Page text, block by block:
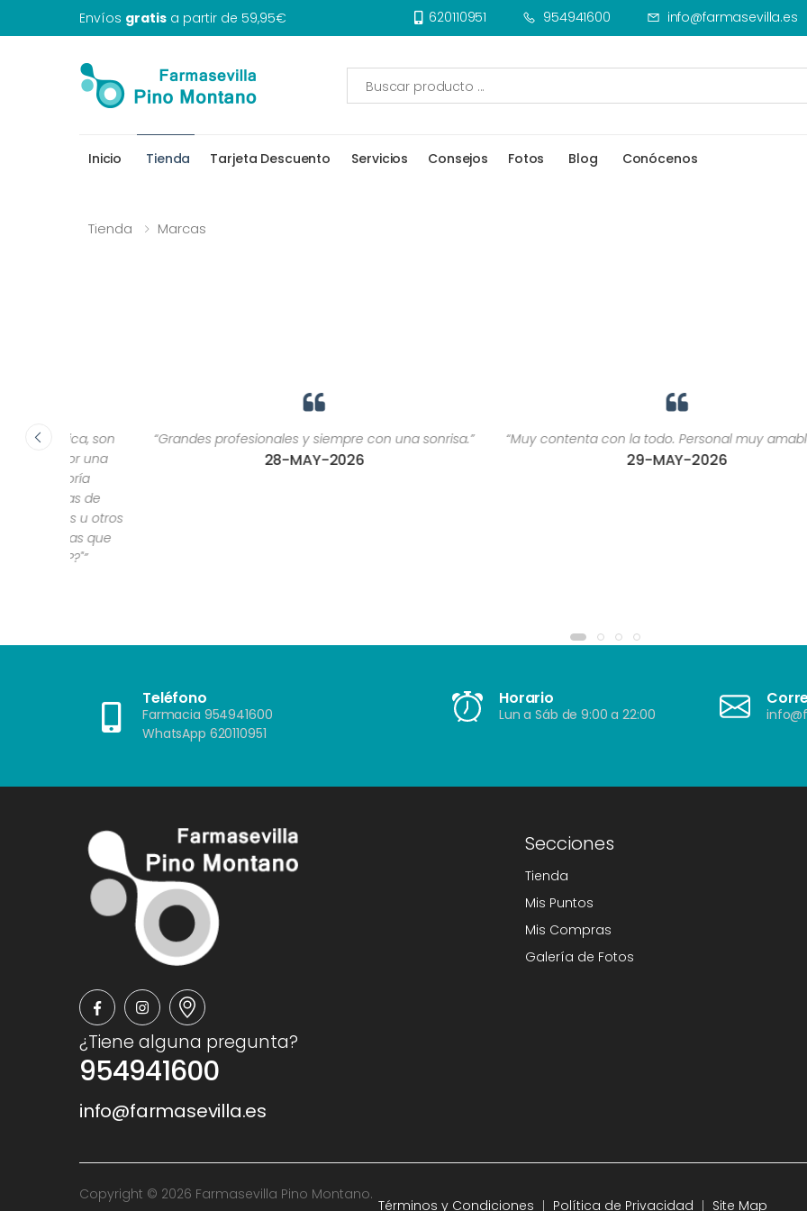
Envíos gratis a partir de 59,95€ 620110951 954941600 info@farmasevilla.es
Inicio Tienda Tarjeta Descuento Servicios Consejos Fotos Blog Conócenos
Tienda Marcas
son
“Grandes profesionales y siempre con una sonrisa.”
28-MAY-2026
“Muy contenta con la todo. Personal muy amable ????”
29-MAY-2026
Teléfono
Farmacia 954941600
WhatsApp 620110951
Horario
Lun a Sáb de 9:00 a 22:00
¿Tiene alguna pregunta?
954941600
info@farmasevilla.es
Secciones
Tienda
Mis Puntos
Mis Compras
Galería de Fotos
Copyright © 2026 Farmasevilla Pino Montano.
Términos y Condiciones Política de Privacidad Site Map